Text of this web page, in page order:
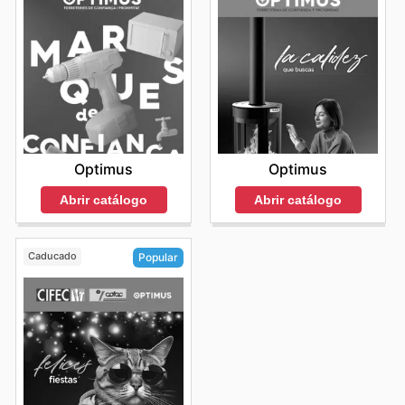
Optimus
Abrir catálogo
Optimus
Abrir catálogo
Caducado Popular